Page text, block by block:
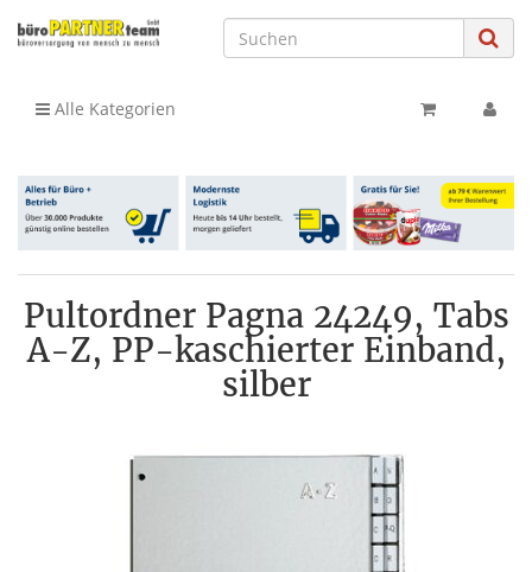
Alle Kategorien
Pultordner Pagna 24249, Tabs
A-Z, PP-kaschierter Einband,
silber